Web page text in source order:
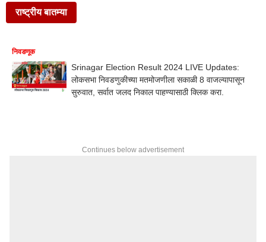
राष्ट्रीय बातम्या
निवडणूक
Srinagar Election Result 2024 LIVE Updates:
लोकसभा निवडणुकीच्या मतमोजणीला सकाळी 8 वाजल्यापासून
सुरुवात, सर्वात जलद निकाल पाहण्यासाठी क्लिक करा.
Continues below advertisement